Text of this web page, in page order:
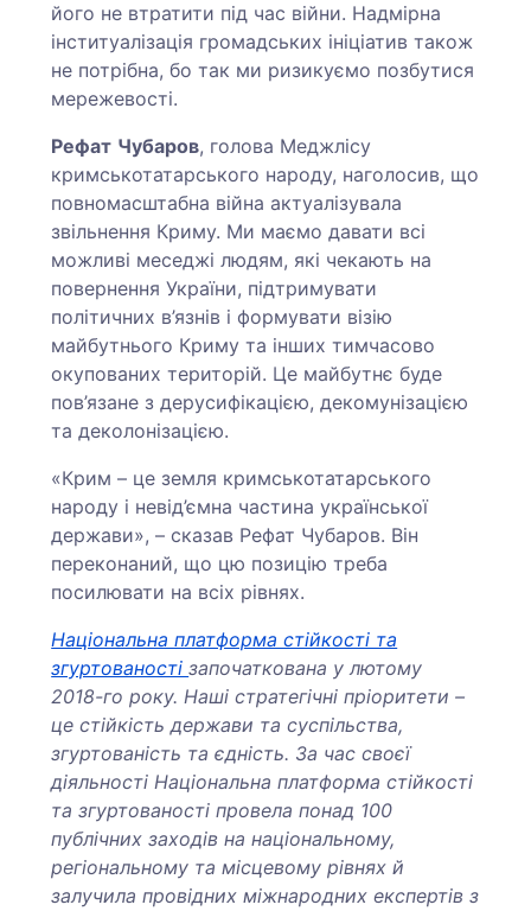
його не втратити під час війни. Надмірна
інституалізація громадських ініціатив також
не потрібна, бо так ми ризикуємо позбутися
мережевості.
Рефат Чубаров, голова Меджлісу
кримськотатарського народу, наголосив, що
повномасштабна війна актуалізувала
звільнення Криму. Ми маємо давати всі
можливі меседжі людям, які чекають на
повернення України, підтримувати
політичних в’язнів і формувати візію
майбутнього Криму та інших тимчасово
окупованих територій. Це майбутнє буде
пов’язане з дерусифікацією, декомунізацією
та деколонізацією.
«Крим – це земля кримськотатарського
народу і невід’ємна частина української
держави», – сказав Рефат Чубаров. Він
переконаний, що цю позицію треба
посилювати на всіх рівнях.
Національна платформа стійкості та
згуртованостізапочаткована у лютому
2018-го року. Наші стратегічні пріоритети –
це стійкість держави та суспільства,
згуртованість та єдність. За час своєї
діяльності Національна платформа стійкості
та згуртованості провела понад 100
публічних заходів на національному,
регіональному та місцевому рівнях й
залучила провідних міжнародних експертів з